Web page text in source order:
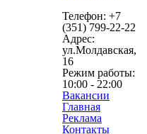
Телефон: +7
(351) 799-22-22
Адрес:
ул.Молдавская,
16
Режим работы:
10:00 - 22:00
Вакансии
Главная
Реклама
Контакты